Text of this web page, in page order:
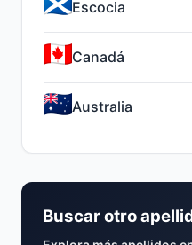
Escocia
Canadá
Australia
Buscar otro